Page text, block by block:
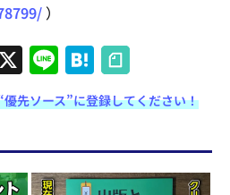
）
X Li
n
e
H
at
e
n
a
先ソース”に登録してください！